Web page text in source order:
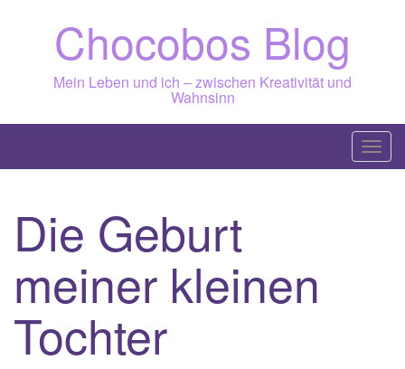
Chocobos Blog
Mein Leben und ich – zwischen Kreativität und
Wahnsinn
T
o
Die Geburt
meiner kleinen
Tochter